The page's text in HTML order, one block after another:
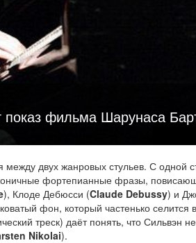
показ фильма Шарунаса
между двух жанровых стульев. С одной
фортепианные фразы,
), Клоде Дебюсси (Claude Debussy) и
фон, который частенько селится
треск) даёт понять, что Сильвэн
Nikolai).